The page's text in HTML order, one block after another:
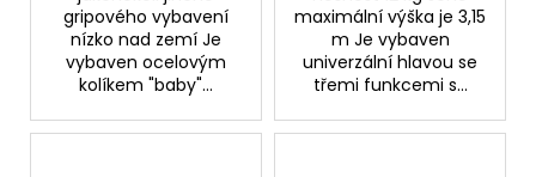
gripového vybavení
nízko nad zemí Je
vybaven ocelovým
kolíkem "baby"...
maximální výška je 3,15
m Je vybaven
univerzální hlavou se
třemi funkcemi s...